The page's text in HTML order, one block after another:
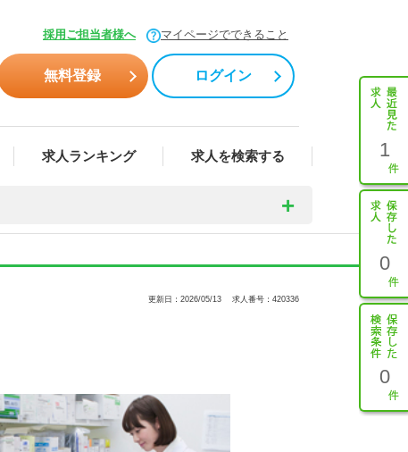
採用ご担当者様へ マイページでできること
無料登録 ログイン
求人ランキング 求人を検索する 1
0
0
更新日：2026/05/13 求人番号：420336